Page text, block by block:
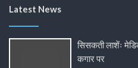
Latest News
सिसकती लाशेंः
कगार पर